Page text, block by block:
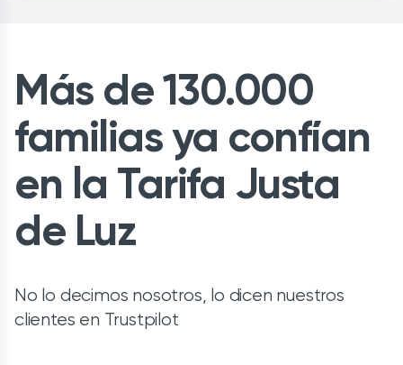
Más de 130.000
familias ya confían
en la Tarifa Justa
de Luz
No lo decimos nosotros, lo dicen nuestros
clientes en Trustpilot